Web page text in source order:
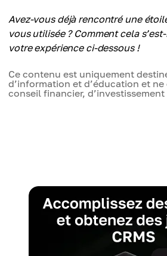
tendance pour une application
Cons
Moins efficace sur des actifs à
les mèches sont souvent
Avez-vous déjà rencontré une
vous utilisée ? Comment cela
votre expérience ci-dessous !
Ce contenu est uniquement
d’information et d’éducation et
conseil financier,